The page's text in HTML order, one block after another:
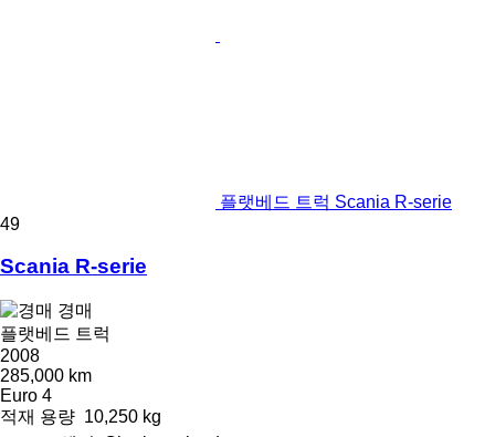
플랫베드 트럭 Scania R-serie
49
Scania R-serie
경매
플랫베드 트럭
2008
285,000 km
Euro 4
적재 용량 10,250 kg